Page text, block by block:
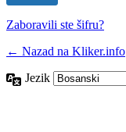
Zaboravili ste šifru?
← Nazad na Kliker.info
Jezik